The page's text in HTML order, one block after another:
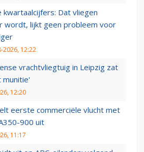
kwartaalcijfers: Dat vliegen
wordt, lijkt geen probleem voor
2026, 12:22
vrachtvliegtuig in Leipzig zat
munitie'
12:20
eerste commerciële vlucht met
900 uit
11:17